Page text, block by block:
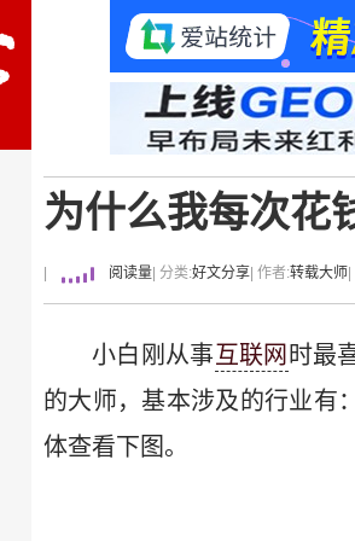
为什么我每次花
阅读量 | 分类:好文分享 | 作者:转载大师
小白刚从事 互联网 时最
的大师，基本涉及的行业有
体查看下图。